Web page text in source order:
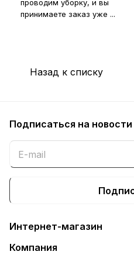
проводим уборку, и вы
принимаете заказ уже ...
Назад к списку
Подписаться на
Интернет-магазин
Компания